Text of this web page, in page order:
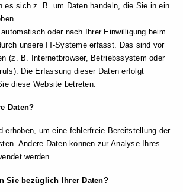
es sich z. B. um Daten handeln, die Sie in ein
oder nach Ihrer Einwilligung beim
unsere IT-Systeme erfasst. Das sind vor
(z. B. Internetbrowser, Betriebssystem oder
Die Erfassung dieser Daten erfolgt
diese Website betreten.
Daten?
erhoben, um eine fehlerfreie Bereitstellung der
Andere Daten können zur Analyse Ihres
werden.
Sie bezüglich Ihrer Daten?